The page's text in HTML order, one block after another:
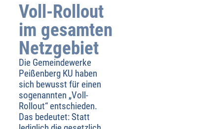
Voll-Rollout
im gesamten
Netzgebiet
Die Gemeindewerke
Peißenberg KU haben
sich bewusst für einen
sogenannten „Voll-
Rollout“ entschieden.
Das bedeutet: Statt